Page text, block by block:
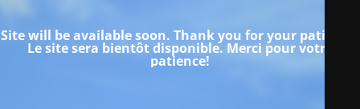
Site will be available soon. Thank you for your patience!
Le site sera bientôt disponible. Merci pour votre
patience!